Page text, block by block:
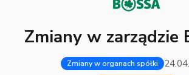
Zmiany w zarządzie
Zmiany w organach spółki